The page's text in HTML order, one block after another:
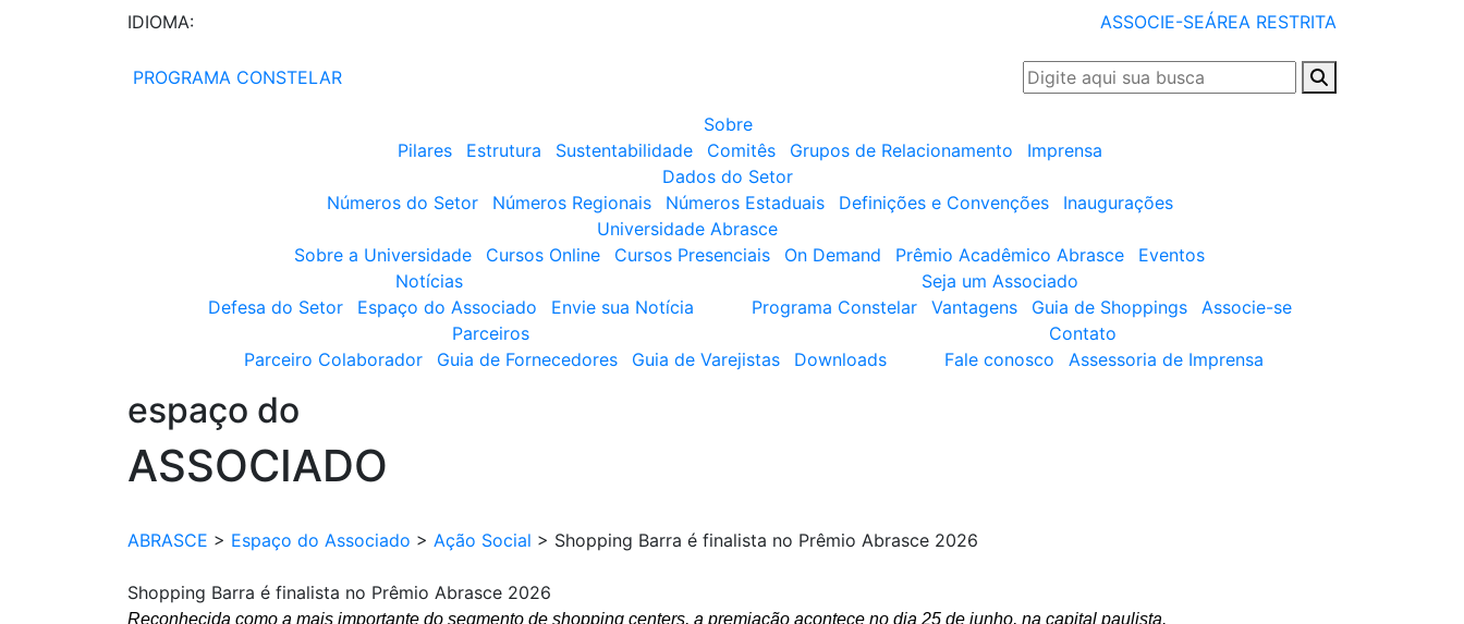
IDIOMA: ASSOCIE-SEÁREA RESTRITA
PROGRAMA CONSTELAR
Sobre
Pilares
Estrutura Sustentabilidade Comitês Grupos de Relacionamento
Imprensa
Dados do Setor
Números do Setor
Números Regionais Números Estaduais Definições e Convenções
Inaugurações
Universidade Abrasce
Sobre a Universidade
Cursos Online Cursos Presenciais On Demand Prêmio Acadêmico Abrasce
Eventos
Notícias
Defesa do Setor
Espaço do Associado Envie sua Notícia
Seja um Associado
Programa Constelar
Vantagens Guia de Shoppings
Associe-se
Parceiros
Parceiro Colaborador
Guia de Fornecedores Guia de Varejistas Downloads
Contato
Fale conosco
Assessoria de Imprensa
espaço do
ASSOCIADO
ABRASCE > Espaço do Associado > Ação Social > Shopping Barra é finalista no Prêmio Abrasce 2026
Shopping Barra é finalista no Prêmio Abrasce 2026
Reconhecida como a mais importante do segmento de shopping centers, a premiação acontece no dia 25 de junho, na capital paulista.